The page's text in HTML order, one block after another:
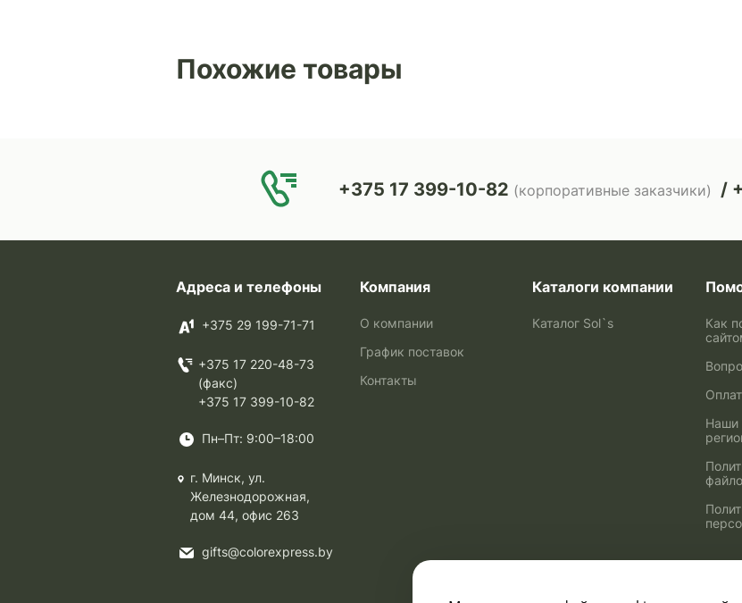
Похожие товары
+375 17 399-10-82 (корпоративные заказчики)
Адреса и телефоны
+375 29 199-71-71
+375 17 220-48-73
(факс)
+375 17 399-10-82
Пн–Пт: 9:00–18:00
г. Минск, ул.
Железнодорожная,
дом 44, офис 263
gifts@colorexpress.by
Компания
О компании
График поставок
Контакты
Каталоги компании
Каталог Sol`s
Как
Наши